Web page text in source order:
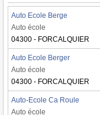
Auto Ecole Berge
Auto école
04300 - FORCALQUIER
Auto Ecole Berger
Auto école
04300 - FORCALQUIER
Auto-Ecole Ca Roule
Auto école